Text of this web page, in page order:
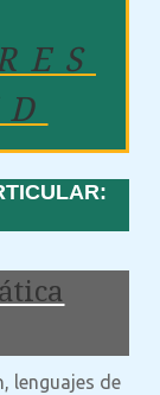
lenguajes de